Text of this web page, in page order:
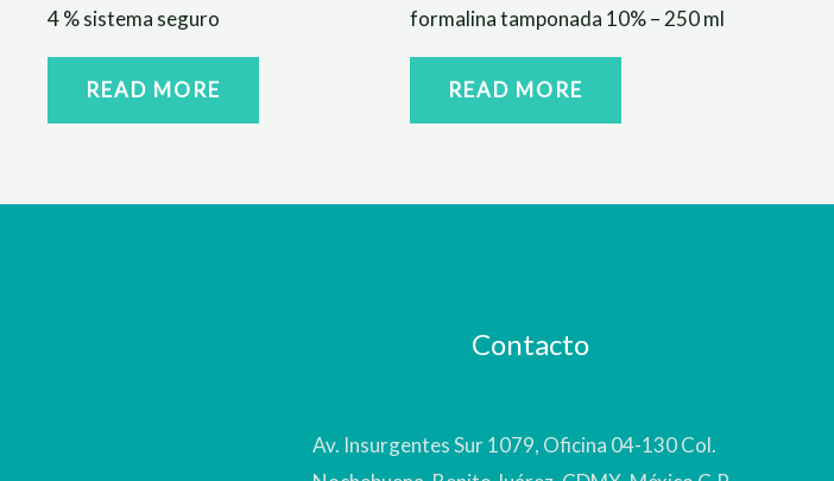
4 % sistema seguro
READ MORE
formalina tamponada 10% – 250 ml
READ MORE
Contacto
Av. Insurgentes Sur 1079, Oficina 04-130 Col.